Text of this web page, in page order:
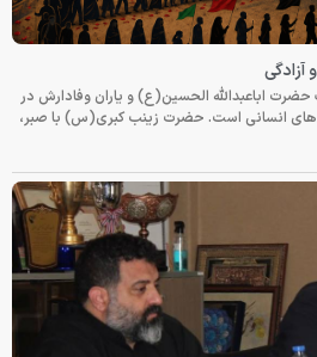
اباعبدالله الحسین(ع) و یاران وفادارش در
انسانی است. حضرت زینب کبری(س) با صبر،